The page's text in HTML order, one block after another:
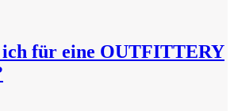
ich für eine OUTFITTERY